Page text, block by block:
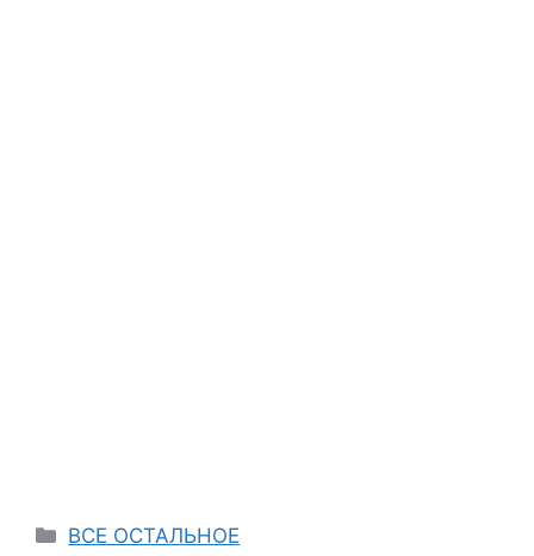
Categories
ВСЕ ОСТАЛЬНОЕ